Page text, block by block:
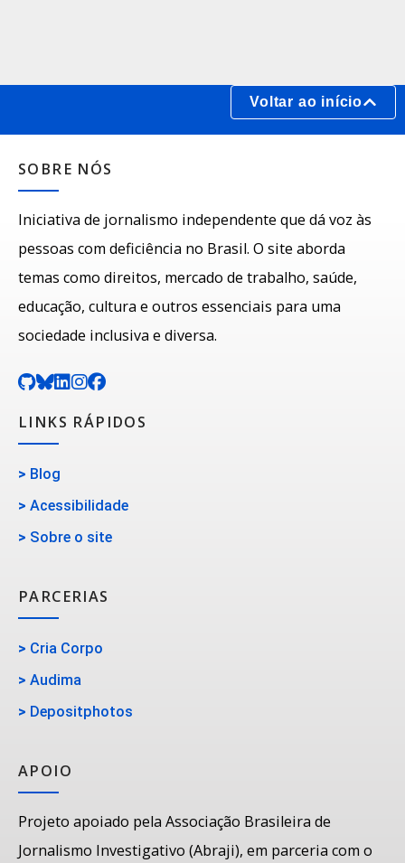
Voltar ao início
SOBRE NÓS
Iniciativa de jornalismo independente que dá voz às
pessoas com deficiência no Brasil. O site aborda
temas como direitos, mercado de trabalho, saúde,
educação, cultura e outros essenciais para uma
sociedade inclusiva e diversa.
LINKS RÁPIDOS
> Blog
> Acessibilidade
> Sobre o site
PARCERIAS
> Cria Corpo
> Audima
> Depositphotos
APOIO
Projeto apoiado pela Associação Brasileira de
Jornalismo Investigativo (Abraji), em parceria com o